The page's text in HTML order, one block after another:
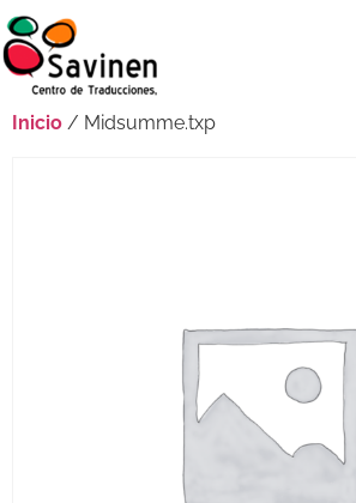
Inicio / Midsumme.txp